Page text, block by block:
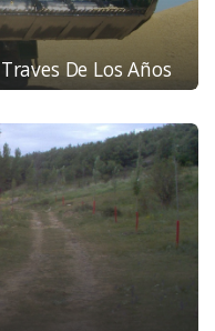
De Los Años